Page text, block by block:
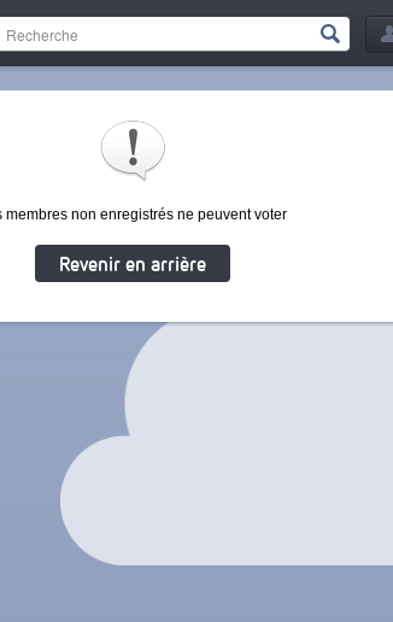
membres non enregistrés ne peuvent voter
Revenir en arrière